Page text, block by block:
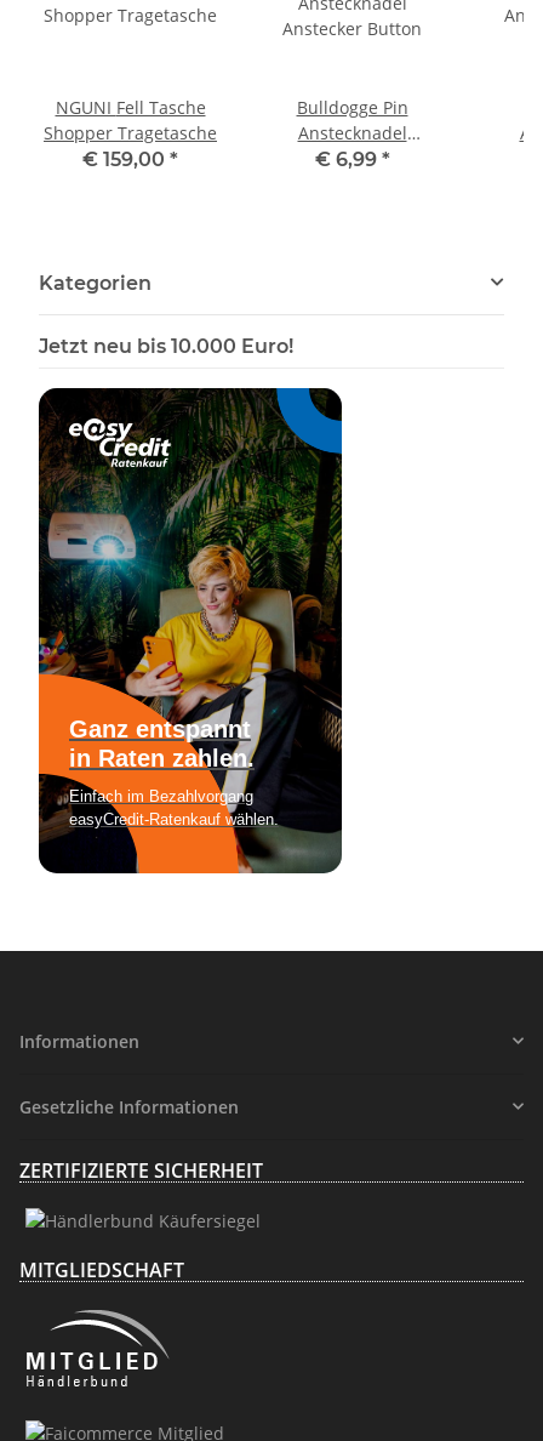
NGUNI Fell Tasche
Shopper Tragetasche
€ 159,00 *
Bulldogge Pin
Anstecknadel
Anstecker Button
€ 6,99 *
Kategorien
Jetzt neu bis 10.000 Euro!
Informationen
Gesetzliche Informationen
ZERTIFIZIERTE SICHERHEIT
MITGLIEDSCHAFT